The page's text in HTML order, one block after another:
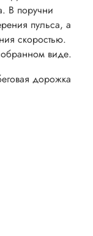
В поручни
пульса, а
скоростью.
виде.
дорожка